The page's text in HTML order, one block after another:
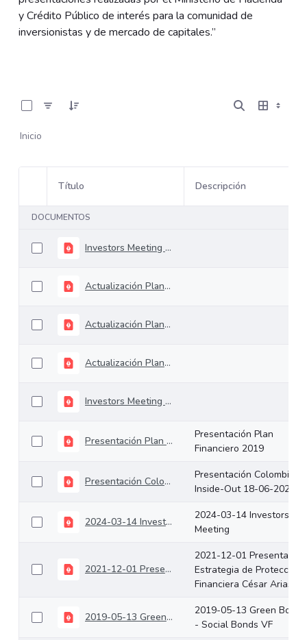
y Crédito Público de interés para la comunidad de
inversionistas y de mercado de capitales.”
Inicio
Selección del elemento
Título Descripción
DOCUMENTOS
Investors Meeting Financial Plan Update 12.02.2025
Actualización Plan Financiero 2023
Actualización Plan Financiero 2024
Actualización Plan Financiero 2025
Investors Meeting ministro IRC 18.12.2024
Presentación Plan Financiero 2019
Presentación Plan
Financiero 2019
Presentación Colombia Inside-Out 18-06-2020
Presentación Colombia
Inside-Out 18-06-2020
2024-03-14 Investors Meeting
2024-03-14 Investors
Meeting
2021-12-01 Presentación Estrategia de Protección Financiera César Arias
2021-12-01 Presentación
Estrategia de Protección
Financiera César Arias
2019-05-13 Green Bonds - Social Bonds VF
2019-05-13 Green Bonds
- Social Bonds VF